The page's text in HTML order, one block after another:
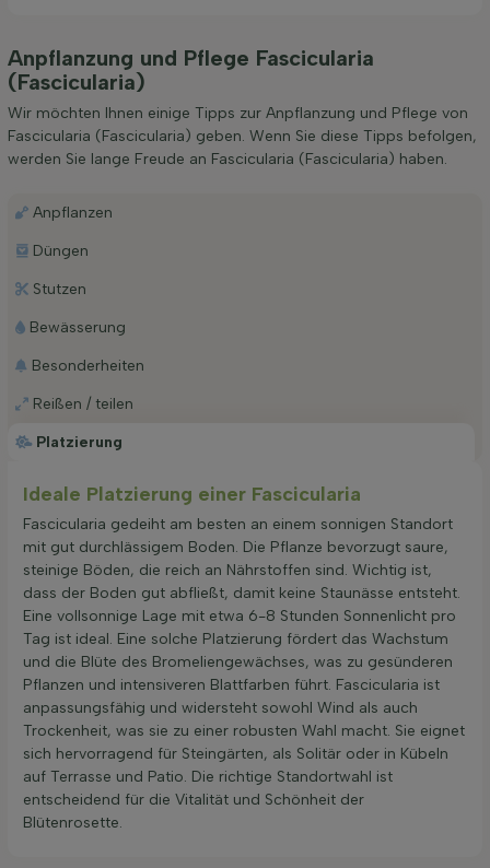
Anpflanzung und Pflege Fascicularia
(Fascicularia)
Wir möchten Ihnen einige Tipps zur Anpflanzung und Pflege von
Fascicularia (Fascicularia) geben. Wenn Sie diese Tipps befolgen,
werden Sie lange Freude an Fascicularia (Fascicularia) haben.
Platzierung
Anpflanzen
Düngen
Stutzen
Bewässerung
Besonderheiten
Reißen / teilen
Ideale Platzierung einer Fascicularia
Fascicularia gedeiht am besten an einem sonnigen Standort
mit gut durchlässigem Boden. Die Pflanze bevorzugt saure,
steinige Böden, die reich an Nährstoffen sind. Wichtig ist,
dass der Boden gut abfließt, damit keine Staunässe entsteht.
Eine vollsonnige Lage mit etwa 6-8 Stunden Sonnenlicht pro
Tag ist ideal. Eine solche Platzierung fördert das Wachstum
und die Blüte des Bromeliengewächses, was zu gesünderen
Pflanzen und intensiveren Blattfarben führt. Fascicularia ist
anpassungsfähig und widersteht sowohl Wind als auch
Trockenheit, was sie zu einer robusten Wahl macht. Sie eignet
sich hervorragend für Steingärten, als Solitär oder in Kübeln
auf Terrasse und Patio. Die richtige Standortwahl ist
entscheidend für die Vitalität und Schönheit der
Blütenrosette.